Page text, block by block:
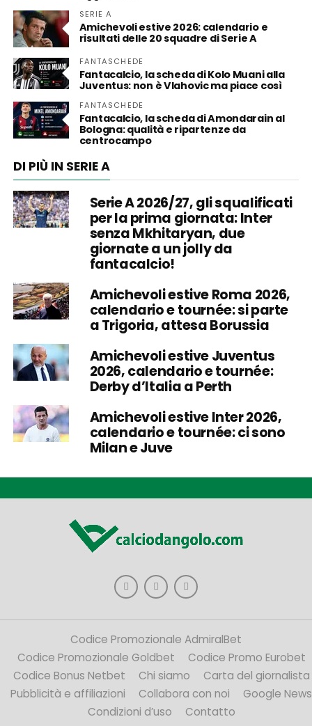
SERIE A
Amichevoli estive 2026: calendario e
risultati delle 20 squadre di Serie A
FANTASCHEDE
Fantacalcio, la scheda di Kolo Muani alla
Juventus: non è Vlahovic ma piace così
FANTASCHEDE
Fantacalcio, la scheda di Amondarain al
Bologna: qualità e ripartenze da
centrocampo
DI PIÙ IN SERIE A
Serie A 2026/27, gli squalificati
per la prima giornata: Inter
senza Mkhitaryan, due
giornate a un jolly da
fantacalcio!
Amichevoli estive Roma 2026,
calendario e tournée: si parte
a Trigoria, attesa Borussia
Amichevoli estive Juventus
2026, calendario e tournée:
Derby d’Italia a Perth
Amichevoli estive Inter 2026,
calendario e tournée: ci sono
Milan e Juve
Codice Promozionale AdmiralBet
Codice Promozionale Goldbet
Codice Promo Eurobet
Codice Bonus Netbet
Chi siamo
Carta del giornalista
Pubblicità e affiliazioni
Collabora con noi
Google News
Condizioni d’uso
Contatto